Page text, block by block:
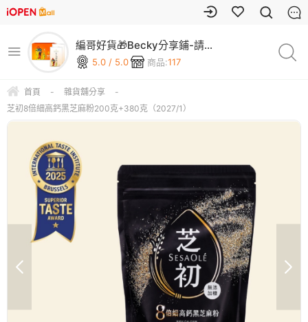
編哥好貨🎁Becky分享鋪-請
上車🚌5.0 / 5.0 商品:117
首頁 - 雜貨舖分享
-
芝初8倍細高鈣黑芝麻粉200克+380克（2027/1）